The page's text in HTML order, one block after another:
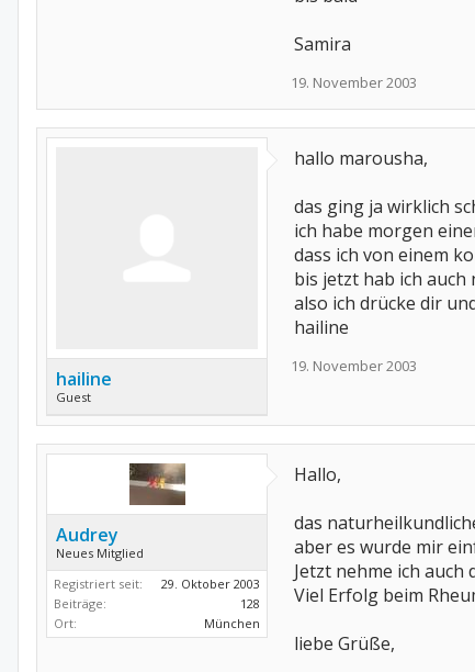
Samira
19. November 2003
hailine
Guest
hallo marousha,
das ging ja wirklich
ich habe morgen
dass ich von einem
bis jetzt hab ich
also ich drücke dir
hailine
19. November 2003
Audrey
Neues Mitglied
Registriert seit:
29. Oktober 2003
Beiträge:
128
Ort:
München
Hallo,
das
aber es wurde mir
Jetzt nehme ich
Viel Erfolg beim
liebe Grüße,